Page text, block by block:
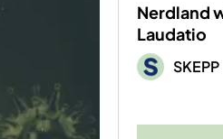
Nerdland
Laudatio
Afbeelding
SKEPP